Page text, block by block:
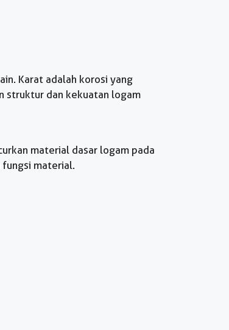
Karat adalah korosi yang
struktur dan kekuatan logam
material dasar logam pada
fungsi material.